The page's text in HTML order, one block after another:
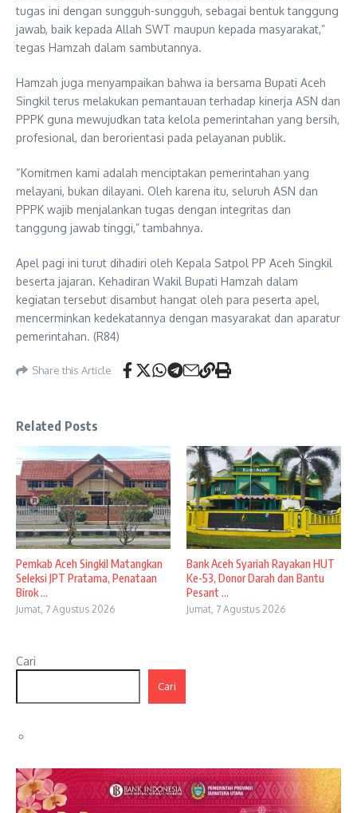
tugas ini dengan sungguh-sungguh, sebagai bentuk tanggung
jawab, baik kepada Allah SWT maupun kepada masyarakat,”
tegas Hamzah dalam sambutannya.
Hamzah juga menyampaikan bahwa ia bersama Bupati Aceh
Singkil terus melakukan pemantauan terhadap kinerja ASN dan
PPPK guna mewujudkan tata kelola pemerintahan yang bersih,
profesional, dan berorientasi pada pelayanan publik.
“Komitmen kami adalah menciptakan pemerintahan yang
melayani, bukan dilayani. Oleh karena itu, seluruh ASN dan
PPPK wajib menjalankan tugas dengan integritas dan
tanggung jawab tinggi,” tambahnya.
Apel pagi ini turut dihadiri oleh Kepala Satpol PP Aceh Singkil
beserta jajaran. Kehadiran Wakil Bupati Hamzah dalam
kegiatan tersebut disambut hangat oleh para peserta apel,
mencerminkan kedekatannya dengan masyarakat dan aparatur
pemerintahan. (R84)
Share this Article
Related Posts
Pemkab Aceh Singkil Matangkan
Seleksi JPT Pratama, Penataan
Birok ...
Jumat, 7 Agustus 2026
Bank Aceh Syariah Rayakan HUT
Ke-53, Donor Darah dan Bantu
Pesant ...
Jumat, 7 Agustus 2026
Cari
Cari